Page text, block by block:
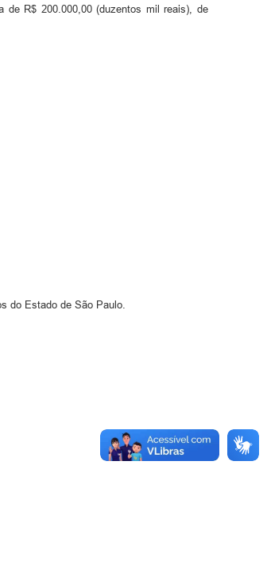
R$ 200.000,00 (duzentos mil reais), de
do Estado de São Paulo.